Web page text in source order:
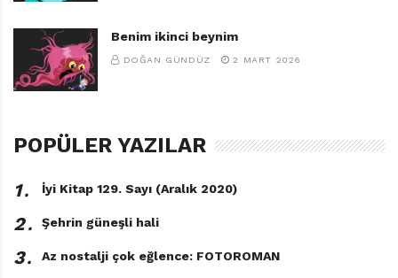
Benim ikinci beynim
DOĞAN GÜNDÜZ 2 MART 2026
POPÜLER YAZILAR
1․ İyi Kitap 129. Sayı (Aralık 2020)
2․ Şehrin güneşli hali
3․ Az nostalji çok eğlence: FOTOROMAN